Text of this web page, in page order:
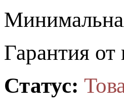
Гарантия от
Статус: